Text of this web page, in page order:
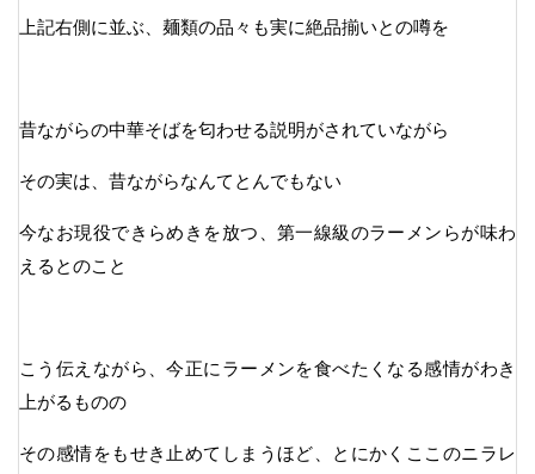
上記右側に並ぶ、麺類の品々も実に絶品揃いとの噂を
昔ながらの中華そばを匂わせる説明がされていながら
その実は、昔ながらなんてとんでもない
今なお現役できらめきを放つ、第一線級のラーメンらが味わ
えるとのこと
こう伝えながら、今正にラーメンを食べたくなる感情がわき
上がるものの
その感情をもせき止めてしまうほど、とにかくここのニラレ